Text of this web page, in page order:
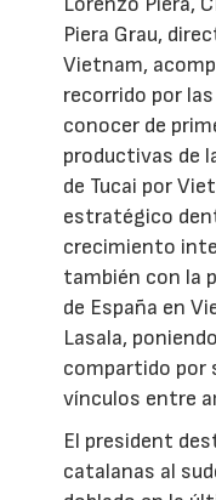
Piera Grau,
Vietnam,
recorrido por
conocer de
productivas de
de Tucai por
estratégico
crecimiento
también con la
de España en
Lasala,
compartido por
vínculos entre
El president
catalanas al